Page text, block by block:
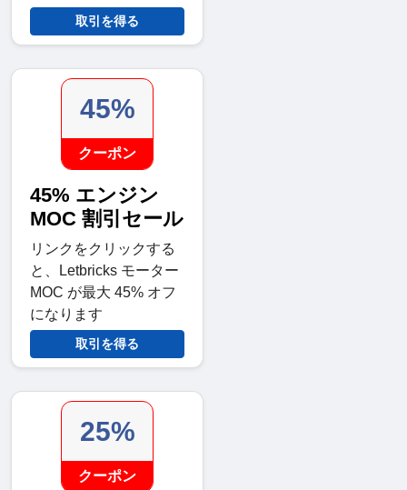
取引を得る
45%
クーポン
45% エンジン
MOC 割引セール
リンクをクリックする
と、Letbricks モーター
MOC が最大 45% オフ
になります
取引を得る
25%
クーポン